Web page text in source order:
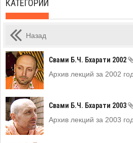
КАТЕГОРИИ
Назад
Свами Б.Ч. Бхарати 2002
Архив лекций за 2002 год
Свами Б.Ч. Бхарати 2003
Архив лекций за 2003 год